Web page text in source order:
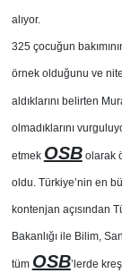
alıyor.
325 çocuğun
örnek olduğunu ve
aldıklarını belirten
olmadıklarını
etmek OSBolarak
oldu. Türkiye’nin en
kontenjan açısından
Bakanlığı ile Bilim,
tüm OSB’lerde